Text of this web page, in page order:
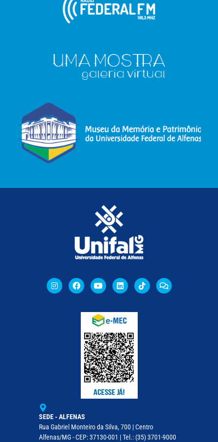
SEDE - ALFENAS
Rua Gabriel Monteiro da Silva, 700 | Centro
Alfenas/MG - CEP: 37130-001 | Tel.: (35) 3701-9000